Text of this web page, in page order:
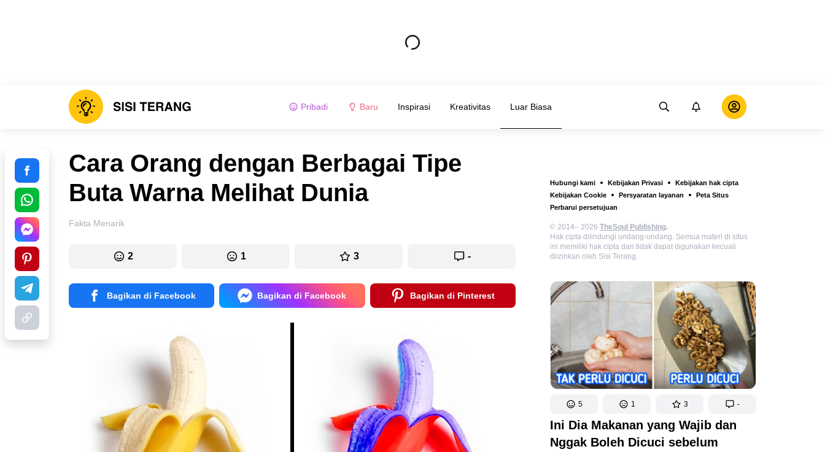
Pribadi Baru Inspirasi Kreativitas Luar Biasa
Hubungi kami Kebijakan Privasi
Kebijakan hak cipta
Kebijakan Cookie
Persyaratan layanan
Peta Situs
Perbarui persetujuan
© 2014– 2026 TheSoul Publishing.
Hak cipta dilindungi undang-undang. Semua materi di situs
ini memiliki hak cipta dan tidak dapat digunakan kecuali
diizinkan oleh Sisi Terang.
5 1 3 -
Ini Dia Makanan yang Wajib dan
Nggak Boleh Dicuci sebelum
Cara Orang dengan Berbagai Tipe
Buta Warna Melihat Dunia
Fakta Menarik
2 1 3 -
Bagikan di Facebook Bagikan di Facebook Bagikan di Pinterest